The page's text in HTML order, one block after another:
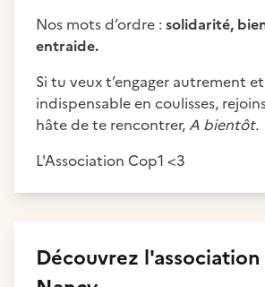
Nos mots d’ordre : solidarité,
entraide.
Si tu veux t’engager autrement
indispensable en coulisses,
hâte de te rencontrer,A bientôt.
L'Association Cop1 <3
Découvrez l'association